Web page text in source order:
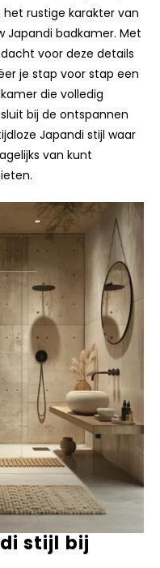
heeft en bijdraagt
het rustige karakter van
Japandi badkamer. Met
voor deze details
je stap voor stap een
die volledig
bij de ontspannen
Japandi stijl waar
van kunt
stijl bij